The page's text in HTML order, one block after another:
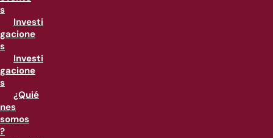
s
Investi
gacione
s
Investi
gacione
s
¿Quié
nes
somos
?